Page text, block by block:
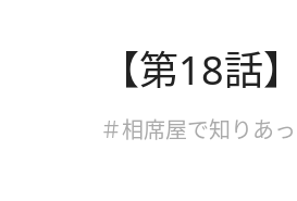
【第18話
＃相席屋で知りあ